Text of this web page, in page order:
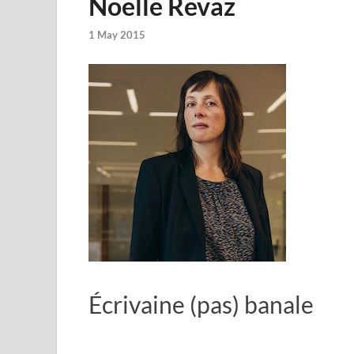
Noëlle Revaz
1 May 2015
Écrivaine (pas) banale